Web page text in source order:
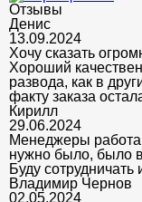
Отзывы
Денис
13.09.2024
Хочу сказать
Хороший
развода, как в
факту заказа
Кирилл
29.06.2024
Менеджеры
нужно было, было
Буду сотрудничать
Владимир Чернов
02.05.2024